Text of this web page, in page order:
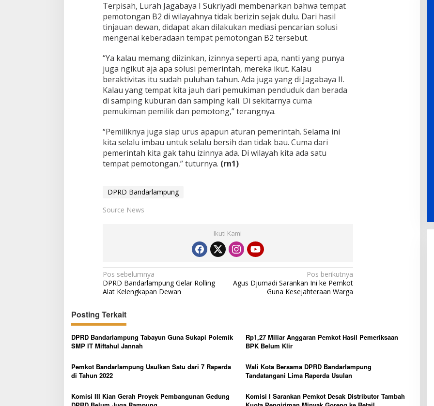
Terpisah, Lurah Jagabaya I Sukriyadi membenarkan bahwa tempat
pemotongan B2 di wilayahnya tidak berizin sejak dulu. Dari hasil
tinjauan dewan, didapat akan dilakukan mediasi pencarian solusi
mengenai keberadaan tempat pemotongan B2 tersebut.
“Ya kalau memang diizinkan, izinnya seperti apa, nanti yang punya
juga ngikut aja apa solusi pemerintah, mereka ikut. Kalau
beraktivitas itu sudah puluhan tahun. Ada juga yang di Jagabaya II.
Kalau yang tempat kita jauh dari pemukiman penduduk dan berada
di samping kuburan dan samping kali. Di sekitarnya cuma
pemukiman pemilik dan pemotong,” terangnya.
“Pemiliknya juga siap urus apapun aturan pemerintah. Selama ini
kita selalu imbau untuk selalu bersih dan tidak bau. Cuma dari
pemerintah kita gak tahu izinnya ada. Di wilayah kita ada satu
tempat pemotongan,” tuturnya. (rn1)
DPRD Bandarlampung
Source News
Ikuti Kami
N
a
i
g
a
i
o
Pos sebelumnya
DPRD Bandarlampung Gelar Rolling
Alat Kelengkapan Dewan
Pos berikutnya
Agus Djumadi Sarankan Ini ke Pemkot
Guna Kesejahteraan Warga
Posting Terkait
DPRD Bandarlampung Tabayun Guna Sukapi Polemik
SMP IT Miftahul Jannah
Rp1,27 Miliar Anggaran Pemkot Hasil Pemeriksaan
BPK Belum Klir
Pemkot Bandarlampung Usulkan Satu dari 7 Raperda
di Tahun 2022
Wali Kota Bersama DPRD Bandarlampung
Tandatangani Lima Raperda Usulan
Komisi III Kian Gerah Proyek Pembangunan Gedung
Komisi I Sarankan Pemkot Desak Distributor Tambah